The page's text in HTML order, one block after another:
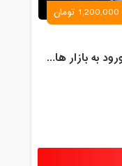
1,200,000 تومان
تحلیل تکنیکال مقدماتی جهت ورود به بازار های مالی (رمز ارز و فارکس )